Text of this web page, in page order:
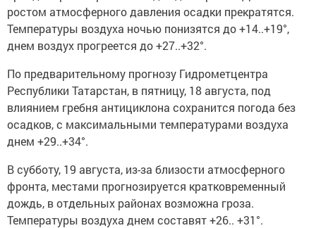
ростом атмосферного давления осадки прекратятся.
Температуры воздуха ночью понизятся до +14..+19°,
днем воздух прогреется до +27..+32°.
По предварительному прогнозу Гидрометцентра
Республики Татарстан, в пятницу, 18 августа, под
влиянием гребня антициклона сохранится погода без
осадков, с максимальными температурами воздуха
днем +29..+34°.
В субботу, 19 августа, из-за близости атмосферного
фронта, местами прогнозируется кратковременный
дождь, в отдельных районах возможна гроза.
Температуры воздуха днем составят +26.. +31°.